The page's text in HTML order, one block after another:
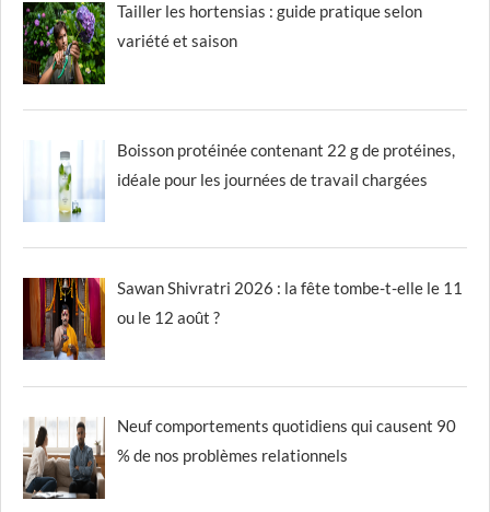
Tailler les hortensias : guide pratique selon
variété et saison
Boisson protéinée contenant 22 g de protéines,
idéale pour les journées de travail chargées
Sawan Shivratri 2026 : la fête tombe-t-elle le 11
ou le 12 août ?
Neuf comportements quotidiens qui causent 90
% de nos problèmes relationnels